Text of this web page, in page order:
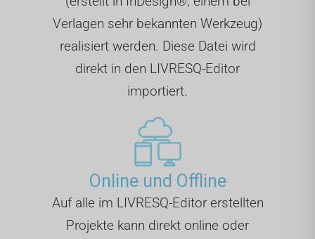
Verlagen sehr bekannten Werkzeug)
realisiert werden. Diese Datei wird
direkt in den LIVRESQ-Editor
importiert.
Online und Offline
Auf alle im LIVRESQ-Editor erstellten
Projekte kann direkt online oder